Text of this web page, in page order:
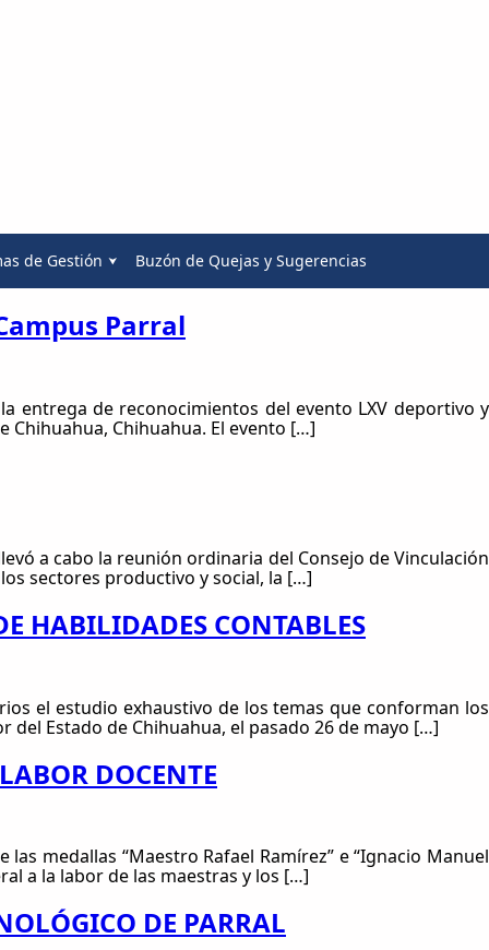
de Gestión Buzón de Quejas y Sugerencias
Parral
entrega de reconocimientos del evento LXV deportivo y
Chihuahua, Chihuahua. El evento […]
a cabo la reunión ordinaria del Consejo de Vinculación
sectores productivo y social, la […]
HABILIDADES CONTABLES
el estudio exhaustivo de los temas que conforman los
Estado de Chihuahua, el pasado 26 de mayo […]
DOCENTE
medallas “Maestro Rafael Ramírez” e “Ignacio Manuel
a la labor de las maestras y los […]
DE PARRAL